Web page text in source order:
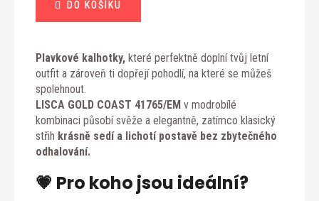
DO KOŠÍKU
Plavkové kalhotky, které perfektně doplní tvůj letní
outfit a zároveň ti dopřejí pohodlí, na které se můžeš
spolehnout.
LISCA GOLD COAST 41765/EM v modrobílé
kombinaci působí svěže a elegantně, zatímco klasický
střih krásně sedí a lichotí postavě bez zbytečného
odhalování.
💗 Pro koho jsou ideální?